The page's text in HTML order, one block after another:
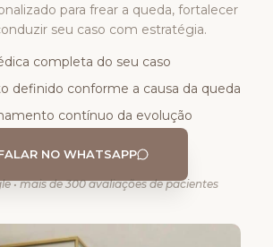
para frear a queda, fortalecer
seu caso com estratégia.
completa do seu caso
definido conforme a causa da queda
contínuo da evolução
NO WHATSAPP
• mais de 300 avaliações de pacientes